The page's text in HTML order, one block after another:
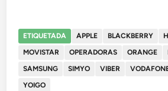
ETIQUETADA APPLE BLACKBERRY
MOVISTAR
OPERADORAS ORANGE
SAMSUNG
SIMYO VIBER
YOIGO